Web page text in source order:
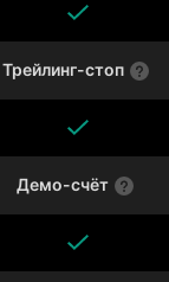
Трейлинг-стоп
Демо-счёт